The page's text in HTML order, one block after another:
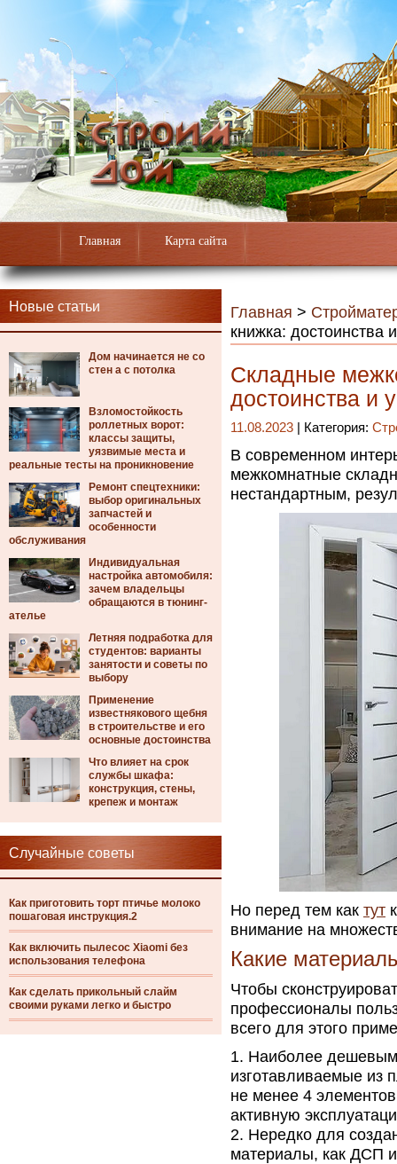
Главная Карта сайта
Новые статьи
Дом начинается не со
стен а с потолка
Взломостойкость
роллетных ворот:
классы защиты,
уязвимые места и
реальные тесты на проникновение
Ремонт спецтехники:
выбор оригинальных
запчастей и
особенности
обслуживания
Индивидуальная
настройка автомобиля:
зачем владельцы
обращаются в тюнинг-
ателье
Летняя подработка для
студентов: варианты
занятости и советы по
выбору
Применение
известнякового щебня
в строительстве и его
основные достоинства
Что влияет на срок
службы шкафа:
конструкция, стены,
крепеж и монтаж
Случайные советы
Как приготовить торт птичье молоко
пошаговая инструкция.2
Как включить пылесос Xiaomi без
использования телефона
Как сделать прикольный слайм
своими руками легко и быстро
Главная >
книжка: достоинства
Складные
достоинства и
11.08.2023 | Категория:
В современном
межкомнатные
нестандартным,
Но перед тем как тут
внимание на
Какие
Чтобы
профессионалы
всего для этого
Наиболее
изготавливаемые из
не менее 4
активную
Нередко для
материалы, как ДСП